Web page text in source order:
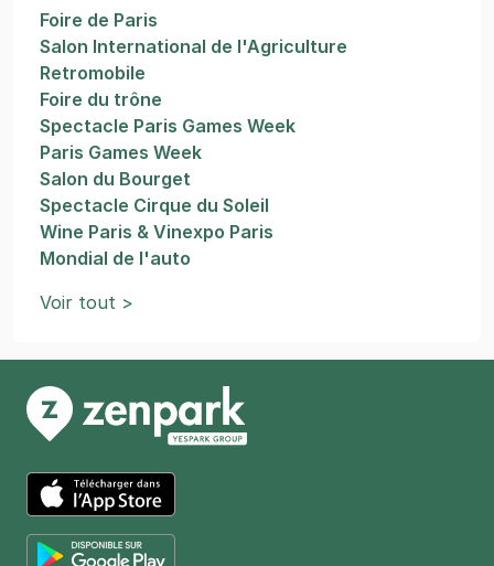
Foire de Paris
Salon International de l'Agriculture
Retromobile
Foire du trône
Spectacle Paris Games Week
Paris Games Week
Salon du Bourget
Spectacle Cirque du Soleil
Wine Paris & Vinexpo Paris
Mondial de l'auto
Voir tout >
App Store